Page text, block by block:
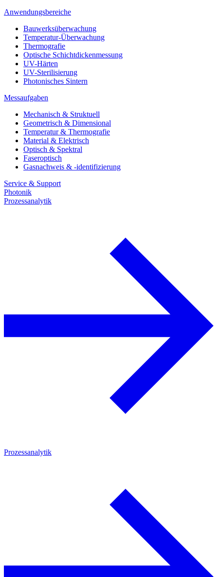
Anwendungsbereiche
Bauwerksüberwachung
Temperatur-Überwachung
Thermografie
Optische Schichtdickenmessung
UV-Härten
UV-Sterilisierung
Photonisches Sintern
Messaufgaben
Mechanisch & Struktuell
Geometrisch & Dimensional
Temperatur & Thermografie
Material & Elektrisch
Optisch & Spektral
Faseroptisch
Gasnachweis & -identifizierung
Service & Support
Photonik
Prozessanalytik
Prozessanalytik